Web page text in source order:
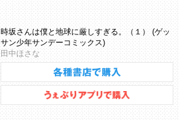
時坂さんは僕と地球に厳しすぎる。（１） (ゲッ
サン少年サンデーコミックス)
田中ほさな